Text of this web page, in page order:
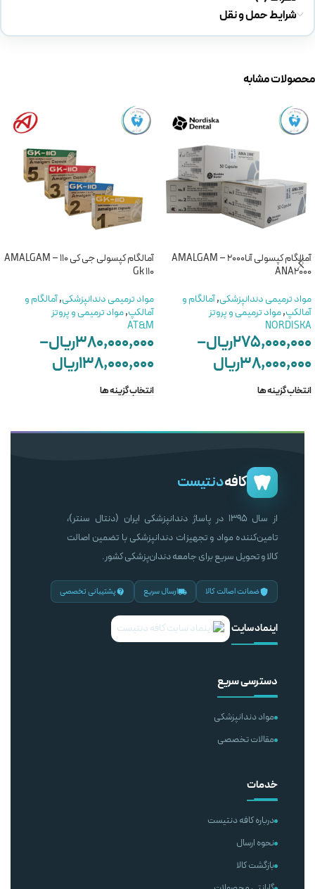
شرایط حمل و نقل
محصولات مشابه
آمالگام کپسولی آنا2000 – AMALGAM
ANA2000
مواد ترمیمی دندانپزشکی,آمالگام و
آمالکپ,مواد ترمیمی و پروتز
NORDISKA
۲۷۵,۰۰۰,۰۰۰ریال–
۳۸,۰۰۰,۰۰۰ریال
انتخاب گزینه ها
آمالگام کپسولی جی کی 110 – AMALGAM
Gk 110
مواد ترمیمی دندانپزشکی,آمالگام و
آمالکپ,مواد ترمیمی و پروتز
AT&M
۳۸۰,۰۰۰,۰۰۰ریال–
۱۳۸,۰۰۰,۰۰۰ریال
انتخاب گزینه ها
کافهدنتیست
از سال ۱۳۹۵ در پاساژ دندانپزشکی ایران (دنتال سنتر)،
تامین‌کننده مواد و تجهیزات دندانپزشکی با تضمین اصالت
کالا و تحویل سریع برای جامعه دندان‌پزشکی کشور.
ضمانت اصالت کالا ارسال سریع پشتیبانی تخصصی
اینماد سایت
دسترسی سریع
مواد دندانپزشکی
مقالات تخصصی
خدمات
درباره کافه دنتیست
نحوه ارسال
بازگشت کالا